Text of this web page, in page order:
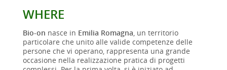
WHERE
Bio-on nasce in Emilia Romagna , un territorio
particolare che unito alle valide competenze delle
persone che vi operano, rappresenta una grande
occasione nella realizzazione pratica di progetti